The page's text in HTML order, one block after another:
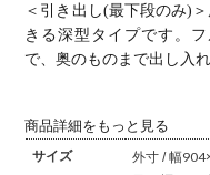
＜引き出し(最下段のみ)＞
きる深型タイプです。
で、奥のものまで出し入
商品詳細をもっと見る
サイズ
外寸 / 幅